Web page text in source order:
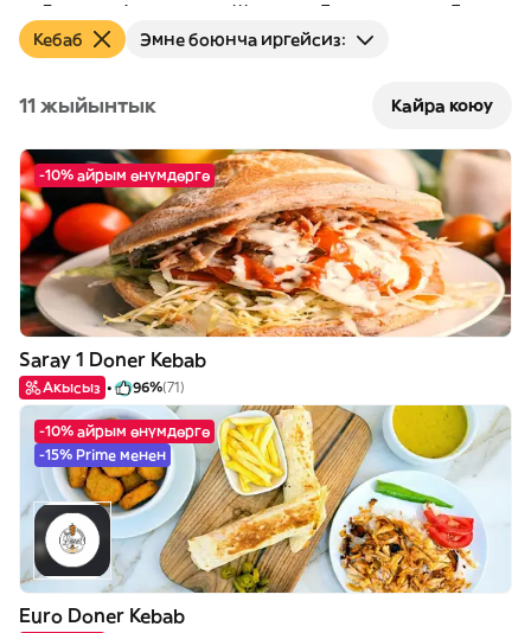
Бургер Америкалык Шам-шум Таңкы тамак Тоок
Кебаб Эмне боюнча иргейсиз:
11 жыйынтык Кайра коюу
-10% айрым өнүмдөргө
Saray 1 Doner Kebab
Акысыз 96%(71)
-10% айрым өнүмдөргө
-15% Prime менен
Euro Doner Kebab